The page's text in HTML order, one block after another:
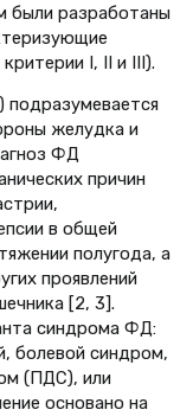
были разработаны
I, II и III).
подразумевается
желудка и
ФД
причин
в общей
полугода, а
проявлений
[2, 3].
синдрома ФД:
болевой синдром,
(ПДС), или
основано на